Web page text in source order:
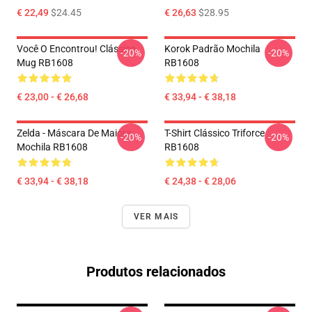
€ 22,49$24.45 € 26,63 $28.95
Você O Encontrou! Clássico
Mug RB1608
€ 23,00 - € 26,68
-20%
Korok Padrão Mochila
RB1608
€ 33,94 - € 38,18
-20%
Zelda - Máscara De Maiora
Mochila RB1608
€ 33,94 - € 38,18
-20%
T-Shirt Clássico Triforce
RB1608
€ 24,38 - € 28,06
-20%
VER MAIS
Produtos relacionados